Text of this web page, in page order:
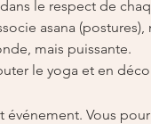
le respect de
asana
mais puissante.
le yoga et en
événement. Vous